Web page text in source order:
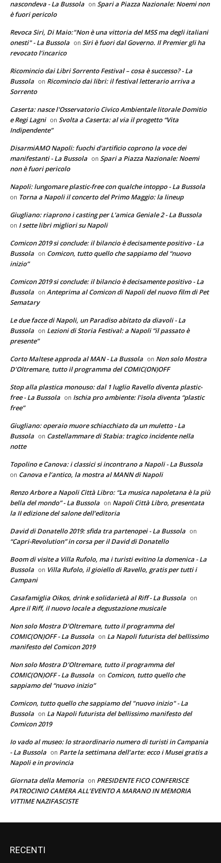
nascondeva - La Bussola on Spari a Piazza Nazionale: Noemi non
è fuori pericolo
Revoca Siri, Di Maio:"Non è una vittoria del M5S ma degli italiani
onesti" - La Bussola on Siri è fuori dal Governo. Il Premier gli ha
revocato l’incarico
Ricomincio dai Libri Sorrento Festival – cosa è successo? - La
Bussola on Ricomincio dai libri: il festival letterario arriva a
Sorrento
Caserta: nasce l'Osservatorio Civico Ambientale litorale Domitio
e Regi Lagni on Svolta a Caserta: al via il progetto “Vita
Indipendente”
DisarmiAMO Napoli: fuochi d'artificio coprono la voce dei
manifestanti - La Bussola on Spari a Piazza Nazionale: Noemi
non è fuori pericolo
Napoli: lungomare plastic-free con qualche intoppo - La Bussola
on Torna a Napoli il concerto del Primo Maggio: la lineup
Giugliano: riaprono i casting per L'amica Geniale 2 - La Bussola
on I sette libri migliori su Napoli
Comicon 2019 si conclude: il bilancio è decisamente positivo - La
Bussola on Comicon, tutto quello che sappiamo del “nuovo
inizio”
Comicon 2019 si conclude: il bilancio è decisamente positivo - La
Bussola on Anteprima al Comicon di Napoli del nuovo film di Pet
Sematary
Le due facce di Napoli, un Paradiso abitato da diavoli - La
Bussola on Lezioni di Storia Festival: a Napoli “il passato è
presente”
Corto Maltese approda al MAN - La Bussola on Non solo Mostra
D’Oltremare, tutto il programma del COMIC(ON)OFF
Stop alla plastica monouso: dal 1 luglio Ravello diventa plastic-
free - La Bussola on Ischia pro ambiente: l’isola diventa “plastic
free”
Giugliano: operaio muore schiacchiato da un muletto - La
Bussola on Castellammare di Stabia: tragico incidente nella
notte
Topolino e Canova: i classici si incontrano a Napoli - La Bussola
on Canova e l’antico, la mostra al MANN di Napoli
Renzo Arbore a Napoli Città Libro: “La musica napoletana è la più
bella del mondo” - La Bussola on Napoli Città Libro, presentata
la II edizione del salone dell’editoria
David di Donatello 2019: sfida tra partenopei - La Bussola on
“Capri-Revolution” in corsa per il David di Donatello
Boom di visite a Villa Rufolo, ma i turisti evitino la domenica - La
Bussola on Villa Rufolo, il gioiello di Ravello, gratis per tutti i
Campani
Casafamiglia Oikos, drink e solidarietà al Riff - La Bussola on
Apre il Riff, il nuovo locale a degustazione musicale
Non solo Mostra D'Oltremare, tutto il programma del
COMIC(ON)OFF - La Bussola on La Napoli futurista del bellissimo
manifesto del Comicon 2019
Non solo Mostra D'Oltremare, tutto il programma del
COMIC(ON)OFF - La Bussola on Comicon, tutto quello che
sappiamo del “nuovo inizio”
Comicon, tutto quello che sappiamo del "nuovo inizio" - La
Bussola on La Napoli futurista del bellissimo manifesto del
Comicon 2019
Io vado al museo: lo straordinario numero di turisti in Campania
- La Bussola on Parte la settimana dell’arte: ecco i Musei gratis a
Napoli e in provincia
Giornata della Memoria on PRESIDENTE FICO CONFERISCE
PATROCINIO CAMERA ALL’EVENTO A MARANO IN MEMORIA
VITTIME NAZIFASCISTE
RECENTI